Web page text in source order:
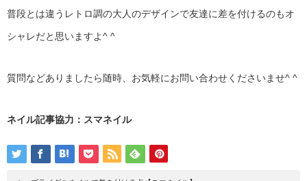
普段とは違うレトロ調の大人のデザインで友達に差を付けるのもオ
シャレだと思いますよ^ ^
質問などありましたら随時、お気軽にお問い合わせくださいませ^ ^
ネイル記事協力：スマネイル